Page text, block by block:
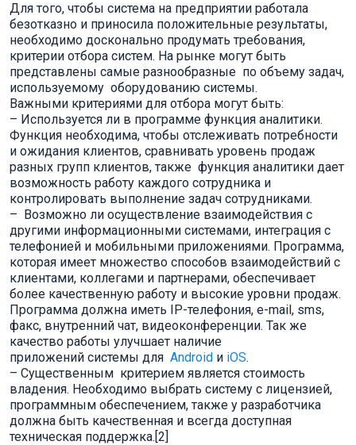
Для того, чтобы система на предприятии работала
безотказно и приносила положительные результаты,
необходимо досконально продумать требования,
критерии отбора систем. На рынке могут быть
представлены самые разнообразные по объему задач,
используемому оборудованию системы.
Важными критериями для отбора могут быть:
– Используется ли в программе функция аналитики.
Функция необходима, чтобы отслеживать потребности
и ожидания клиентов, сравнивать уровень продаж
разных групп клиентов, также функция аналитики дает
возможность работу каждого сотрудника и
контролировать выполнение задач сотрудниками.
– Возможно ли осуществление взаимодействия с
другими информационными системами, интеграция с
телефонией и мобильными приложениями. Программа,
которая имеет множество способов взаимодействий с
клиентами, коллегами и партнерами, обеспечивает
более качественную работу и высокие уровни продаж.
Программа должна иметь IP-телефония, e-mail, sms,
факс, внутренний чат, видеоконференции. Так же
качество работы улучшает наличие
приложений системы для Android и iOS.
– Существенным критерием является стоимость
владения. Необходимо выбрать систему с лицензией,
программным обеспечением, также у разработчика
должна быть качественная и всегда доступная
техническая поддержка.[2]